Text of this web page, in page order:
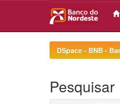
DSpace - BNB -
Pesquisar